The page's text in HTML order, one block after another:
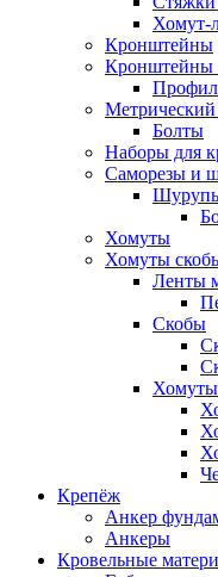
Хомут-
Кронштейны
Кронштейны
Болты
Наборы для
Саморезы и
Хомуты
Хомуты
Ленты
Скобы
Крепёж
Анкер
Анкеры
Кровельные